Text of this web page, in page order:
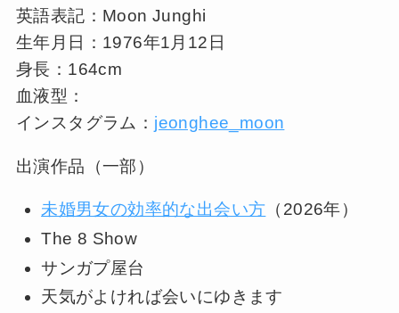
英語表記：Moon Junghi
生年月日：1976年1月12日
身長：164cm
血液型：
インスタグラム： jeonghee_moon
出演作品（一部）
未婚男女の効率的な出会い方 （2026年）
The 8 Show
サンガプ屋台
天気がよければ会いにゆきます